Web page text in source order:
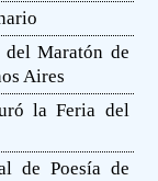
Maratón de
Aires
la Feria del
de Poesía de